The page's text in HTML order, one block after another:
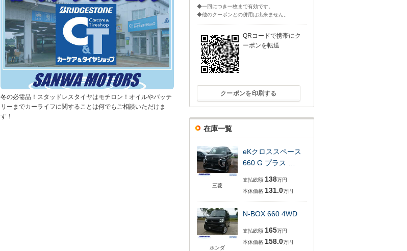
冬の必需品！スタッドレスタイヤはモチロン！オイルやバッテ
リーまでカーライフに関することは何でもご相談いただけま
す！
◆一回につき一枚まで有効です。
◆他のクーポンとの併用は出来ません。
QRコードで携帯にク
ーポンを転送
クーポンを印刷する
在庫一覧
三菱
eKクロススペース
660 G プラス …
支払総額 138万円
本体価格 131.0万円
ホンダ
N-BOX 660 4WD
支払総額 165万円
本体価格 158.0万円